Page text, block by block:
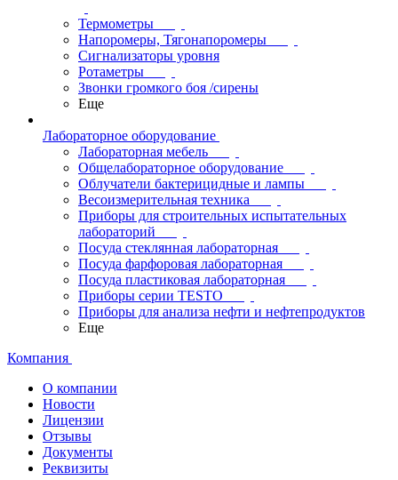
Термометры
Напоромеры, Тягонапоромеры
Сигнализаторы уровня
Ротаметры
Звонки громкого боя /сирены
Еще
Лабораторное оборудование
Лабораторная мебель
Общелабораторное оборудование
Облучатели бактерицидные и лампы
Весоизмерительная техника
Приборы для строительных испытательных
лабораторий
Посуда стеклянная лабораторная
Посуда фарфоровая лабораторная
Посуда пластиковая лабораторная
Приборы серии TESTO
Приборы для анализа нефти и нефтепродуктов
Еще
Компания
О компании
Новости
Лицензии
Отзывы
Документы
Реквизиты